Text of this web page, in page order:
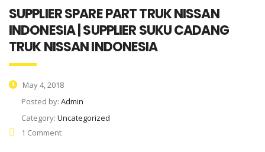
SUPPLIER SPARE PART TRUK NISSAN
INDONESIA | SUPPLIER SUKU CADANG
TRUK NISSAN INDONESIA
May 4, 2018
Posted by: Admin
Category: Uncategorized
1 Comment